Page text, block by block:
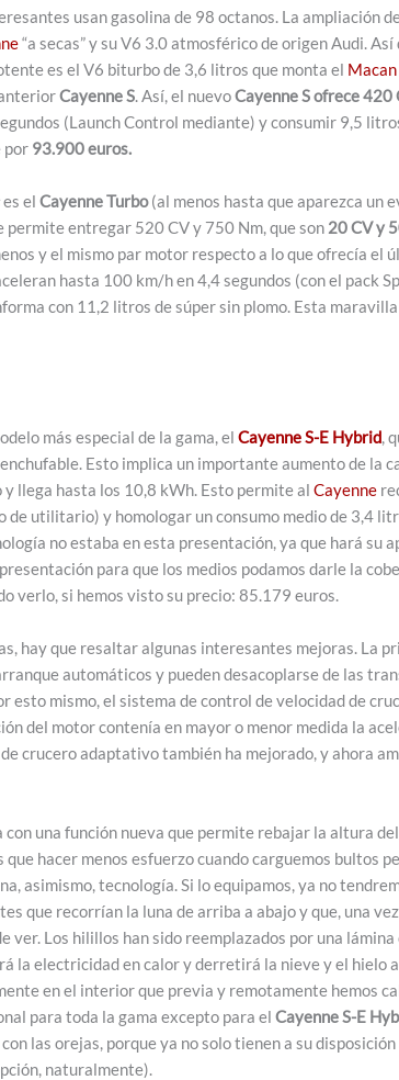
usan gasolina de 98 octanos. La ampliación
“a secas” y su V6 3.0 atmosférico de origen Audi. Así
es el V6 biturbo de 3,6 litros que monta el
Cayenne S. Así, el nuevoCayenne S ofrece 420
(Launch Control mediante) y consumir 9,5
por 93.900 euros.
es el Cayenne Turbo(al menos hasta que aparezca un
entregar 520 CV y 750 Nm, que son 20 CV y
y el mismo par motor respecto a lo que ofrecía el
hasta 100 km/h en 4,4 segundos (con el pack
con 11,2 litros de súper sin plomo. Esta
más especial de la gama, el Cayenne S-E Hybrid ,
Esto implica un importante aumento de la
llega hasta los 10,8 kWh. Esto permite al Cayenne
utilitario) y homologar un consumo medio de 3,4
no estaba en esta presentación, ya que hará su
para que los medios podamos darle la
verlo, si hemos visto su precio: 85.179 euros.
hay que resaltar algunas interesantes mejoras. La
automáticos y pueden desacoplarse de las
esto mismo, el sistema de control de velocidad de
del motor contenía en mayor o menor medida la
crucero adaptativo también ha mejorado, y ahora
una función nueva que permite rebajar la altura
hacer menos esfuerzo cuando carguemos bultos
asimismo, tecnología. Si lo equipamos, ya no
que recorrían la luna de arriba a abajo y que, una
ver. Los hilillos han sido reemplazados por una
la electricidad en calor y derretirá la nieve y el hielo
en el interior que previa y remotamente hemos
para toda la gama excepto para el Cayenne S-E
las orejas, porque ya no solo tienen a su
naturalmente).